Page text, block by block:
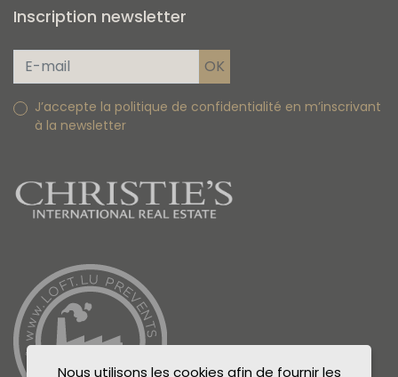
Inscription newsletter
J’accepte la politique de confidentialité en m’inscrivant
à la newsletter
Nous utilisons les cookies afin de fournir les